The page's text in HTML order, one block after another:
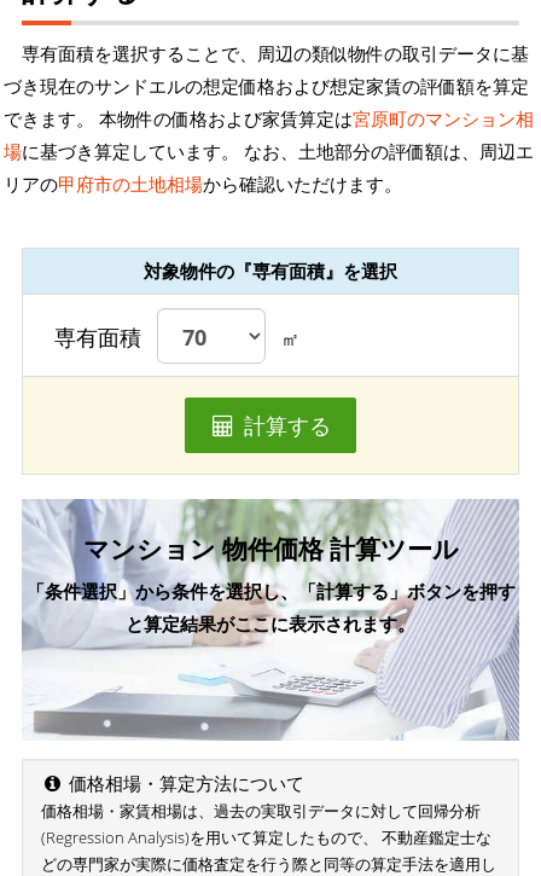
専有面積を選択することで、周辺の類似物件の取引データに基
づき現在のサンドエルの想定価格および想定家賃の評価額を算定
できます。 本物件の価格および家賃算定は宮原町のマンション相
場に基づき算定しています。 なお、土地部分の評価額は、周辺エ
リアの甲府市の土地相場から確認いただけます。
対象物件の『専有面積』を選択
専有面積 ㎡
計算する
マンション 物件価格 計算ツール
「条件選択」から条件を選択し、「計算する」ボタンを押す
と算定結果がここに表示されます。
価格相場・算定方法について
価格相場・家賃相場は、過去の実取引データに対して回帰分析
(Regression Analysis)を用いて算定したもので、 不動産鑑定士な
どの専門家が実際に価格査定を行う際と同等の算定手法を適用し